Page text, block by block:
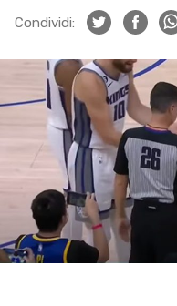
Condividi: